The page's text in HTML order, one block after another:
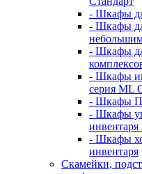
- Шкафы
- Шкафы
- Шкафы
- Шкафы
серия ML
- Шкафы
- Шкафы
инвентаря
- Шкафы
инвентаря
Скамейки,